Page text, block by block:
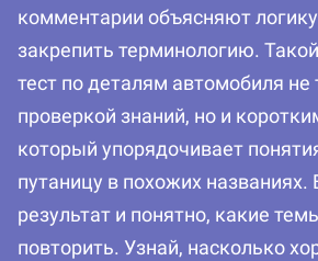
комментарии объясняют
закрепить терминологию.
тест по деталям автомобиля не
проверкой знаний, но и
который упорядочивает
путаницу в похожих названиях.
результат и понятно, какие
повторить. Узнай, насколько